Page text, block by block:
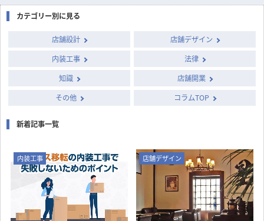
カテゴリー別に見る
店舗設計
店舗デザイン
内装工事
法律
知識
店舗開業
その他
コラムTOP
新着記事一覧
内装工事 店舗デザイン